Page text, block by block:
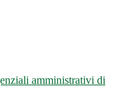
amministrativi di